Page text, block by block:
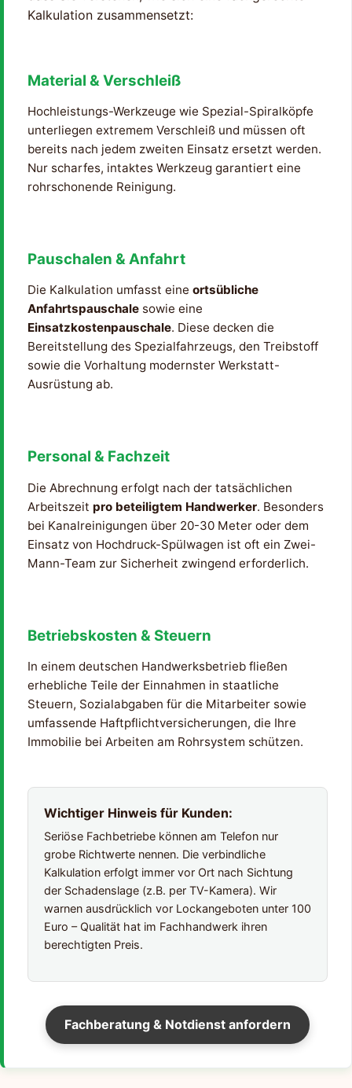
Kalkulation zusammensetzt:
Material & Verschleiß
Hochleistungs-Werkzeuge wie Spezial-Spiralköpfe
unterliegen extremem Verschleiß und müssen oft
bereits nach jedem zweiten Einsatz ersetzt werden.
Nur scharfes, intaktes Werkzeug garantiert eine
rohrschonende Reinigung.
Pauschalen & Anfahrt
Die Kalkulation umfasst eine ortsübliche
Anfahrtspauschale sowie eine
Einsatzkostenpauschale. Diese decken die
Bereitstellung des Spezialfahrzeugs, den Treibstoff
sowie die Vorhaltung modernster Werkstatt-
Ausrüstung ab.
Personal & Fachzeit
Die Abrechnung erfolgt nach der tatsächlichen
Arbeitszeit pro beteiligtem Handwerker. Besonders
bei Kanalreinigungen über 20-30 Meter oder dem
Einsatz von Hochdruck-Spülwagen ist oft ein Zwei-
Mann-Team zur Sicherheit zwingend erforderlich.
Betriebskosten & Steuern
In einem deutschen Handwerksbetrieb fließen
erhebliche Teile der Einnahmen in staatliche
Steuern, Sozialabgaben für die Mitarbeiter sowie
umfassende Haftpflichtversicherungen, die Ihre
Immobilie bei Arbeiten am Rohrsystem schützen.
Wichtiger Hinweis für Kunden:
Seriöse Fachbetriebe können am Telefon nur
grobe Richtwerte nennen. Die verbindliche
Kalkulation erfolgt immer vor Ort nach Sichtung
der Schadenslage (z.B. per TV-Kamera). Wir
warnen ausdrücklich vor Lockangeboten unter 100
Euro – Qualität hat im Fachhandwerk ihren
berechtigten Preis.
Fachberatung & Notdienst anfordern